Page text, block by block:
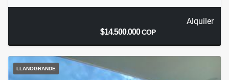
Alquiler
$14.500.000COP
LLANOGRANDE